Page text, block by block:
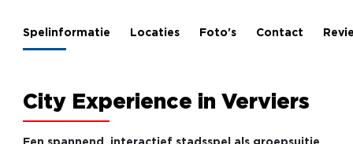
Spelinformatie Locaties Foto's Contact
City Experience in Verviers
Een spannend, interactief stadsspel als groepsuitje